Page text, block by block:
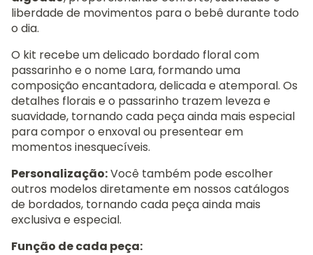
liberdade de movimentos para o bebê durante todo
o dia.
O kit recebe um delicado bordado floral com
passarinho e o nome Lara, formando uma
composição encantadora, delicada e atemporal. Os
detalhes florais e o passarinho trazem leveza e
suavidade, tornando cada peça ainda mais especial
para compor o enxoval ou presentear em
momentos inesquecíveis.
Personalização:Você também pode escolher
outros modelos diretamente em nossos catálogos
de bordados, tornando cada peça ainda mais
exclusiva e especial.
Função de cada peça: